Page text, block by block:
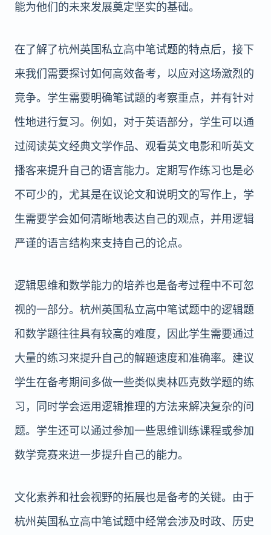
能为他们的未来发展奠定坚实的基础。
在了解了杭州英国私立高中笔试题的特点后，接下
来我们需要探讨如何高效备考，以应对这场激烈的
竞争。学生需要明确笔试题的考察重点，并有针对
性地进行复习。例如，对于英语部分，学生可以通
过阅读英文经典文学作品、观看英文电影和听英文
播客来提升自己的语言能力。定期写作练习也是必
不可少的，尤其是在议论文和说明文的写作上，学
生需要学会如何清晰地表达自己的观点，并用逻辑
严谨的语言结构来支持自己的论点。
逻辑思维和数学能力的培养也是备考过程中不可忽
视的一部分。杭州英国私立高中笔试题中的逻辑题
和数学题往往具有较高的难度，因此学生需要通过
大量的练习来提升自己的解题速度和准确率。建议
学生在备考期间多做一些类似奥林匹克数学题的练
习，同时学会运用逻辑推理的方法来解决复杂的问
题。学生还可以通过参加一些思维训练课程或参加
数学竞赛来进一步提升自己的能力。
文化素养和社会视野的拓展也是备考的关键。由于
杭州英国私立高中笔试题中经常会涉及时政、历史